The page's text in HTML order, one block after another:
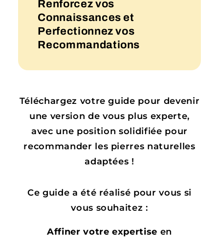
Renforcez vos
Connaissances et
Perfectionnez vos
Recommandations
Téléchargez votre guide pour devenir
une version de vous plus experte,
avec une position solidifiée pour
recommander les pierres naturelles
adaptées !
Ce guide a été réalisé pour vous si
vous souhaitez :
Affiner votre expertise en